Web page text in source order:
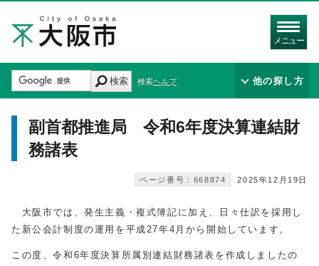
メニュー
検索 検索ヘルプ 他の探し方
副首都推進局 令和6年度決算連結財
務諸表
2025年12月19日
ページ番号：668874
大阪市では、発生主義・複式簿記に加え、日々仕訳を採用し
た新公会計制度の運用を平成27年4月から開始しています。
この度、令和6年度決算所属別連結財務諸表を作成しましたの